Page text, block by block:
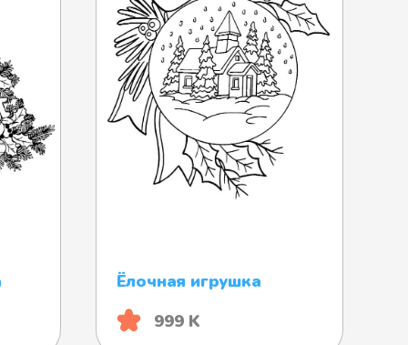
Ёлочная игрушка
999 K